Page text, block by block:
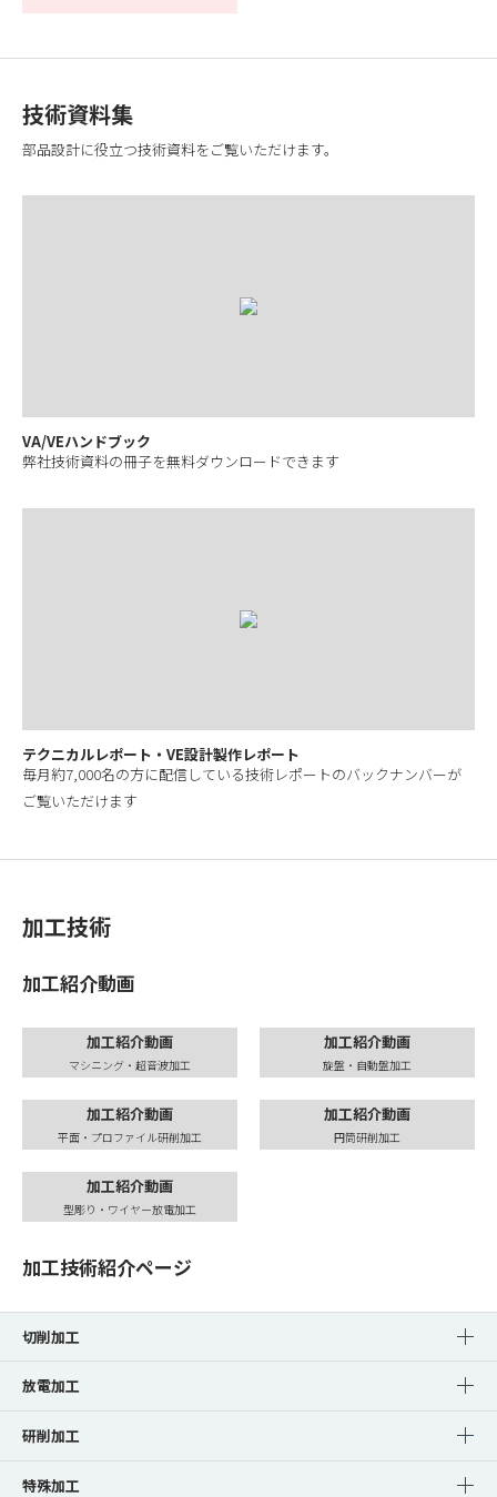
技術資料集
部品設計に役立つ技術資料をご覧いただけます。
VA/VEハンドブック
弊社技術資料の冊子を無料ダウンロードできます
テクニカルレポート・VE設計製作レポート
毎月約7,000名の方に配信している技術レポートのバックナンバーが
ご覧いただけます
加工技術
加工紹介動画
加工紹介動画
マシニング・超音波加工
加工紹介動画
旋盤・自動盤加工
加工紹介動画
平面・プロファイル研削加工
加工紹介動画
円筒研削加工
加工紹介動画
型彫り・ワイヤー放電加工
加工技術紹介ページ
切削加工
放電加工
研削加工
特殊加工